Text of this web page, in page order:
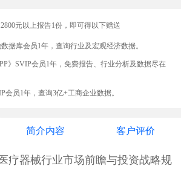
元以上报告1份，即可得以下赠送
据库会员1年，查询行业及宏观经济数据。
》SVIP会员1年，免费报告、行业分析及数据尽在
会员1年，查询3亿+工商企业数据。
简介内容 客户评价
疗器械行业市场前瞻与投资战略规